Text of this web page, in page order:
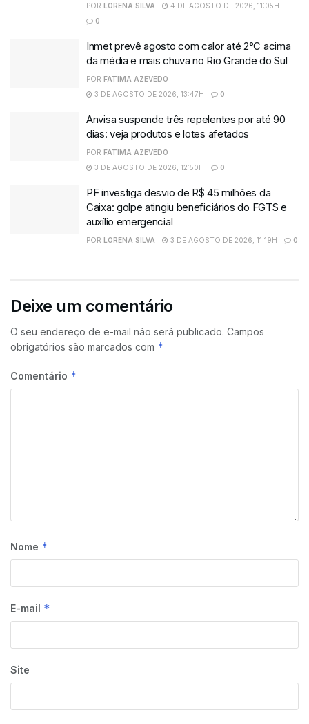
POR LORENA SILVA
4 DE AGOSTO DE 2026, 11:05H
0
Inmet prevê agosto com calor até 2°C acima
da média e mais chuva no Rio Grande do Sul
POR FATIMA AZEVEDO
3 DE AGOSTO DE 2026, 13:47H
0
Anvisa suspende três repelentes por até 90
dias: veja produtos e lotes afetados
POR FATIMA AZEVEDO
3 DE AGOSTO DE 2026, 12:50H
0
PF investiga desvio de R$ 45 milhões da
Caixa: golpe atingiu beneficiários do FGTS e
auxílio emergencial
POR LORENA SILVA 3 DE AGOSTO DE 2026, 11:19H 0
Deixe um comentário
O seu endereço de e-mail não será publicado. Campos
obrigatórios são marcados com *
Comentário *
Nome *
E-mail *
Site